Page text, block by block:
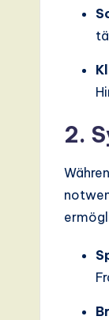
In2.